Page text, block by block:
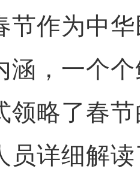
节作为中
涵，一个
领略了春
员详细解